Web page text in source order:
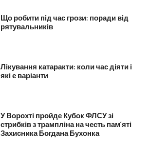
Що робити під час грози: поради від
рятувальників
Лікування катаракти: коли час діяти і
які є варіанти
У Ворохті пройде Кубок ФЛСУ зі
стрибків з трампліна на честь пам’яті
Захисника Богдана Бухонка